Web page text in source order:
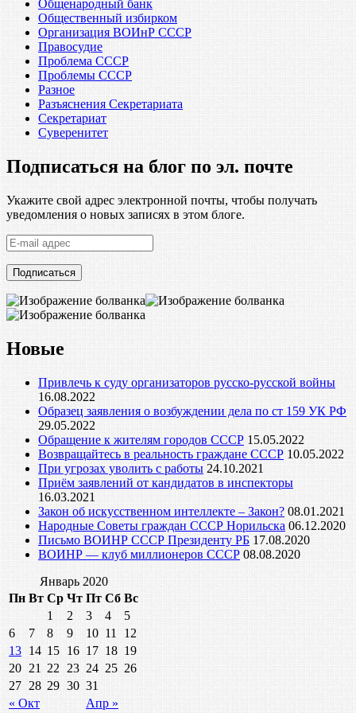
Общенародный банк
Общественный избирком
Организация ВОИнР СССР
Правосудие
Проблема СССР
Проблемы СССР
Разное
Разъяснения Секретариата
Секретариат
Суверенитет
Подписаться на блог по эл. почте
Укажите свой адрес электронной почты, чтобы получать
уведомления о новых записях в этом блоге.
E-
mail
адрес
Новые
Привлечь к суду организаторов русско-русской войны
16.08.2022
Образец заявления о возбуждении дела по ст 159 УК РФ
29.05.2022
Обращение к жителям городов СССР 15.05.2022
Возвращайтесь в реальность граждане СССР 10.05.2022
При угрозах уволить с работы 24.10.2021
Приём заявлений от кандидатов в инспекторы
16.03.2021
Закон об искусственном интеллекте – Закон? 08.01.2021
Народные Советы граждан СССР Норильска 06.12.2020
Письмо ВОИНР СССР Президенту РБ 17.08.2020
ВОИНР — клуб миллионеров СССР 08.08.2020
Январь 2020
Пн Вт Ср Чт Пт Сб Вс
« Окт Апр »
1 2 3 4
5
6
7 8 9 10 11
12
13 14 15 16 17 18 19
20 21 22 23 24 25 26
27 28 29 30 31